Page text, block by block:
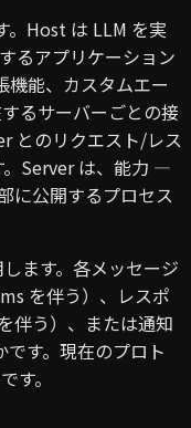
。Host は LLM を実
るアプリケーション
能、カスタムエー
るサーバーごとの接
とのリクエスト/レス
。Server は、能力 —
公開するプロセス
ます。各メッセージ
を伴う）、レスポ
伴う）、または通知
です。現在のプロト
す。